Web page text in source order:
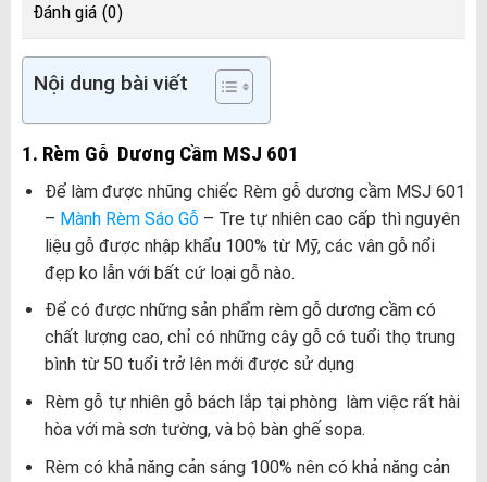
Đánh giá (0)
Nội dung bài viết
1. Rèm Gỗ Dương Cầm MSJ 601
Để làm được nhũng chiếc Rèm gỗ dương cầm MSJ 601
– Mành Rèm Sáo Gỗ– Tre tự nhiên cao cấp thì nguyên
liệu gỗ được nhập khẩu 100% từ Mỹ, các vân gỗ nổi
đẹp ko lẫn với bất cứ loại gỗ nào.
Để có được những sản phẩm rèm gỗ dương cầm có
chất lượng cao, chỉ có những cây gỗ có tuổi thọ trung
bình từ 50 tuổi trở lên mới được sử dụng
Rèm gỗ tự nhiên gỗ bách lắp tại phòng làm việc rất hài
hòa với mà sơn tường, và bộ bàn ghế sopa.
Rèm có khả năng cản sáng 100% nên có khả năng cản